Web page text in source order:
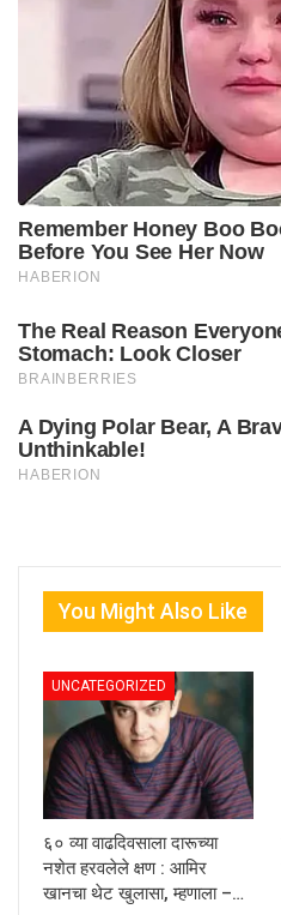
You Might Also Like
UNCATEGORIZED
६० व्या वाढदिवसाला दारूच्या
नशेत हरवलेले क्षण : आमिर
खानचा थेट खुलासा, म्हणाला –…